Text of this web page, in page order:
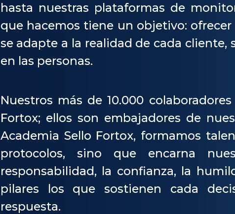
hasta nuestras plataformas de
que hacemos tiene un objetivo:
se adapte a la realidad de cada
en las personas.
Nuestros más de 10.000
Fortox; ellos son embajadores de
Academia Sello Fortox, formamos
protocolos, sino que encarna
responsabilidad, la confianza, la
pilares los que sostienen cada
respuesta.